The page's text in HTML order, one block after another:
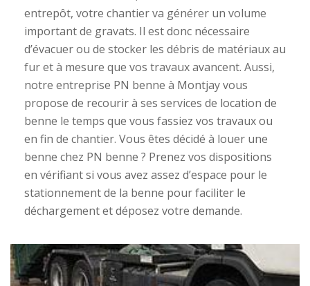
entrepôt, votre chantier va générer un volume
important de gravats. Il est donc nécessaire
d’évacuer ou de stocker les débris de matériaux au
fur et à mesure que vos travaux avancent. Aussi,
notre entreprise PN benne à Montjay vous
propose de recourir à ses services de location de
benne le temps que vous fassiez vos travaux ou
en fin de chantier. Vous êtes décidé à louer une
benne chez PN benne ? Prenez vos dispositions
en vérifiant si vous avez assez d’espace pour le
stationnement de la benne pour faciliter le
déchargement et déposez votre demande.